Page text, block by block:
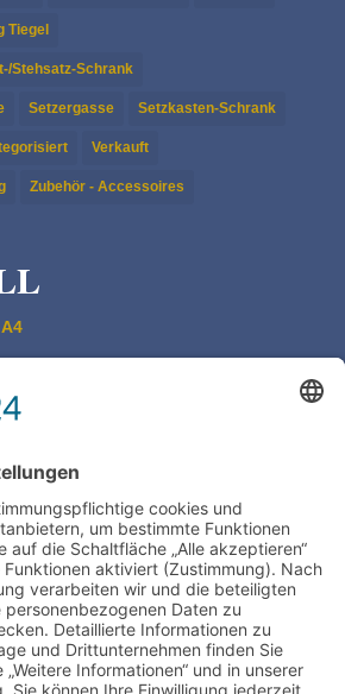
Tiegel
Stehsatz-Schrank
Setzergasse Setzkasten-Schrank
Verkauft
Zubehör - Accessoires
Harth & Co.
| Legal
Train­ing